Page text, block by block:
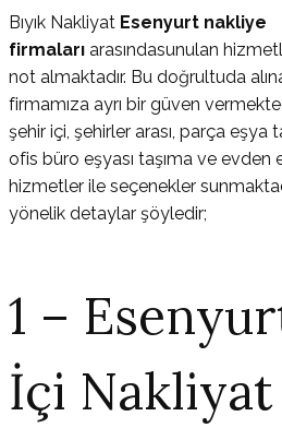
Bıyık Nakliyat Esenyurt nakliye
firmaları arasındasunulan
not almaktadır. Bu doğrultuda
firmamıza ayrı bir güven
şehir içi, şehirler arası, parça eşya
ofis büro eşyası taşıma ve evden
hizmetler ile seçenekler
yönelik detaylar şöyledir;
1 –
İçi Nakliyat